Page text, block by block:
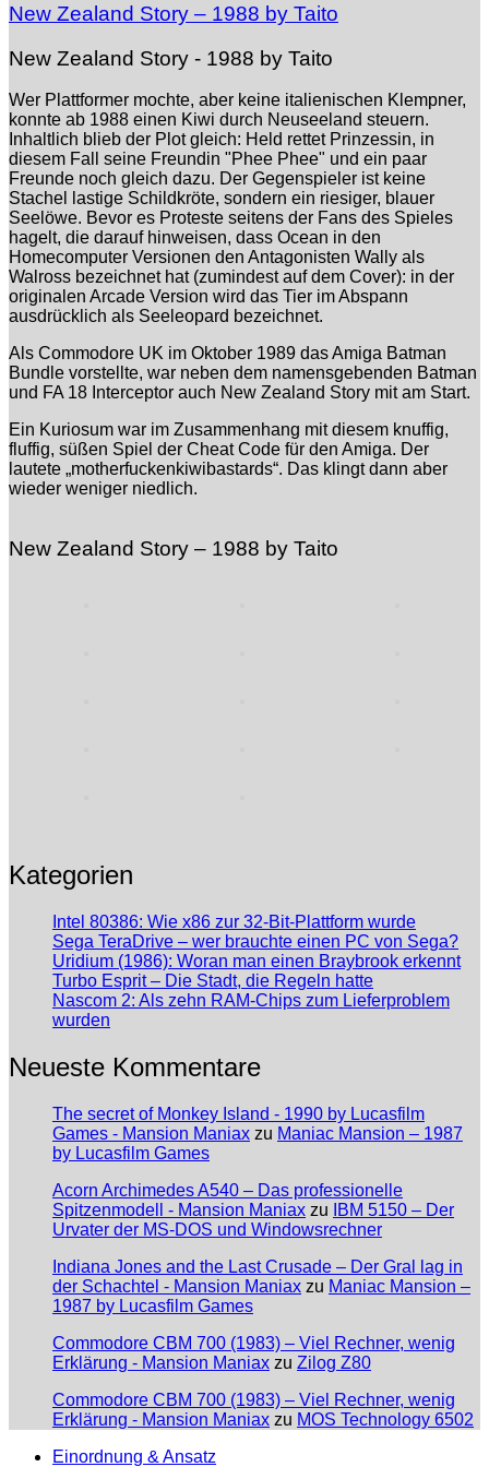
New Zealand Story – 1988 by Taito
New Zealand Story - 1988 by Taito
Wer Plattformer mochte, aber keine italienischen Klempner,
konnte ab 1988 einen Kiwi durch Neuseeland steuern.
Inhaltlich blieb der Plot gleich: Held rettet Prinzessin, in
diesem Fall seine Freundin "Phee Phee" und ein paar
Freunde noch gleich dazu. Der Gegenspieler ist keine
Stachel lastige Schildkröte, sondern ein riesiger, blauer
Seelöwe. Bevor es Proteste seitens der Fans des Spieles
hagelt, die darauf hinweisen, dass Ocean in den
Homecomputer Versionen den Antagonisten Wally als
Walross bezeichnet hat (zumindest auf dem Cover): in der
originalen Arcade Version wird das Tier im Abspann
ausdrücklich als Seeleopard bezeichnet.
Als Commodore UK im Oktober 1989 das Amiga Batman
Bundle vorstellte, war neben dem namensgebenden Batman
und FA 18 Interceptor auch New Zealand Story mit am Start.
Ein Kuriosum war im Zusammenhang mit diesem knuffig,
fluffig, süßen Spiel der Cheat Code für den Amiga. Der
lautete „motherfuckenkiwibastards“. Das klingt dann aber
wieder weniger niedlich.
New Zealand Story – 1988 by Taito
Kategorien
Intel 80386: Wie x86 zur 32-Bit-Plattform wurde
Sega TeraDrive – wer brauchte einen PC von Sega?
Uridium (1986): Woran man einen Braybrook erkennt
Turbo Esprit – Die Stadt, die Regeln hatte
Nascom 2: Als zehn RAM-Chips zum Lieferproblem
wurden
Neueste Kommentare
The secret of Monkey Island - 1990 by Lucasfilm
Games - Mansion Maniax zu Maniac Mansion – 1987
by Lucasfilm Games
Acorn Archimedes A540 – Das professionelle
Spitzenmodell - Mansion Maniax zu
IBM 5150 – Der
Urvater der MS-DOS und Windowsrechner
Indiana Jones and the Last Crusade – Der Gral lag in
der Schachtel - Mansion Maniax zu Maniac Mansion –
1987 by Lucasfilm Games
Commodore CBM 700 (1983) – Viel Rechner, wenig
Erklärung - Mansion Maniax zu Zilog Z80
Commodore CBM 700 (1983) – Viel Rechner, wenig
Erklärung - Mansion Maniax zu MOS Technology 6502
Einordnung & Ansatz